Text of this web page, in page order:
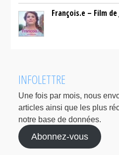
François.e – Film
INFOLETTRE
Une fois par mois, nous
articles ainsi que les plus
notre base de données.
Abonnez-vous